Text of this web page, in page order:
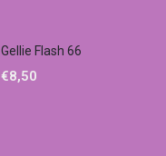
Gellie Flash 66
€8,50